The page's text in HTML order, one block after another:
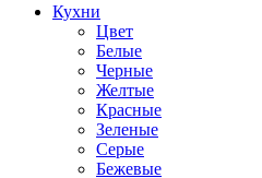
Кухни
Цвет
Белые
Черные
Желтые
Красные
Зеленые
Серые
Бежевые